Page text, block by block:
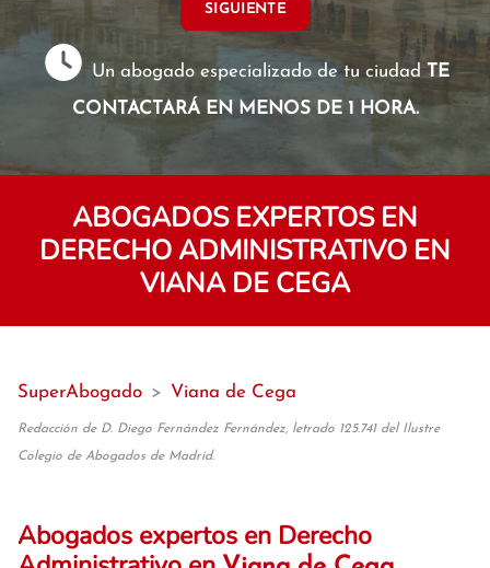
SIGUIENTE
Un abogado especializado de tu ciudadTE
CONTACTARÁ EN MENOS DE 1 HORA.
ABOGADOS EXPERTOS EN
DERECHO ADMINISTRATIVO EN
VIANA DE CEGA
SuperAbogado > Viana de Cega
Redacción de D. Diego Fernández Fernández, letrado 125.741 del Ilustre
Colegio de Abogados de Madrid.
Abogados expertos en Derecho